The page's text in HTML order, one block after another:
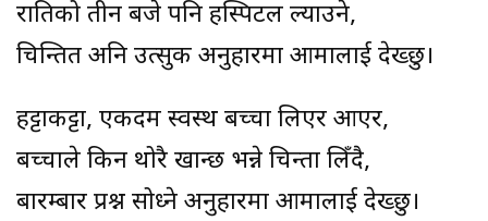
रातिको तीन बजे पनि हस्पिटल ल्याउने,
चिन्तित अनि उत्सुक अनुहारमा आमालाई देख्छु।
हट्टाकट्टा, एकदम स्वस्थ बच्चा लिएर आएर,
बच्चाले किन थोरै खान्छ भन्ने चिन्ता लिँदै,
बारम्बार प्रश्न सोध्ने अनुहारमा आमालाई देख्छु।